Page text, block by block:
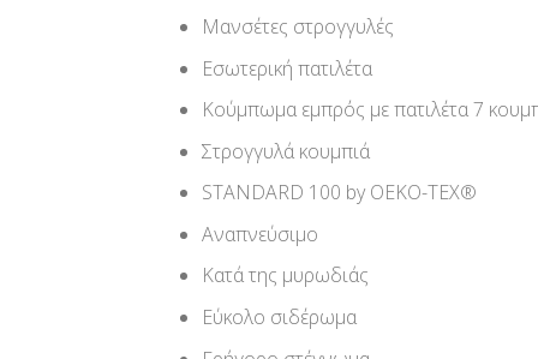
Μανσέτες στρογγυλές
Εσωτερική πατιλέτα
Κούμπωμα εμπρός με πατιλέτα 7
Στρογγυλά κουμπιά
STANDARD 100 by OEKO-TEX®
Αναπνεύσιμο
Κατά της μυρωδιάς
Εύκολο σιδέρωμα